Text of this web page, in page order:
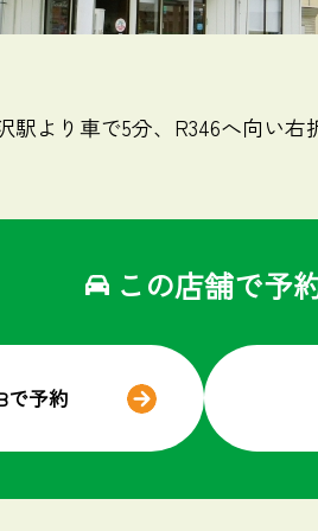
駅より車で5分、R346へ向い
この店舗で予
で予約